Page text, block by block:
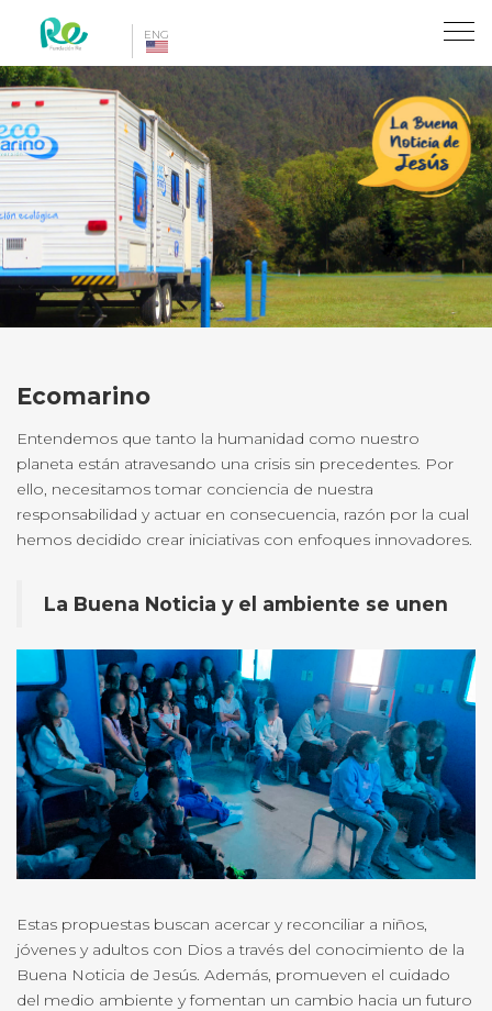
ENG
Ecomarino
Entendemos que tanto la humanidad como nuestro
planeta están atravesando una crisis sin precedentes. Por
ello, necesitamos tomar conciencia de nuestra
responsabilidad y actuar en consecuencia, razón por la cual
hemos decidido crear iniciativas con enfoques innovadores.
La Buena Noticia y el ambiente se unen
Estas propuestas buscan acercar y reconciliar a niños,
jóvenes y adultos con Dios a través del conocimiento de la
Buena Noticia de Jesús. Además, promueven el cuidado
del medio ambiente y fomentan un cambio hacia un futuro